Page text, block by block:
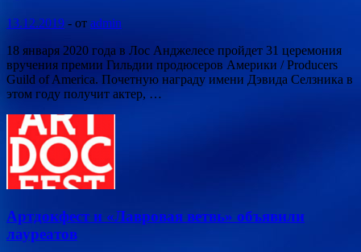
13.12.2019 - от admin
18 января 2020 года в Лос Анджелесе пройдет 31 церемония
вручения премии Гильдии продюсеров Америки / Producers
Guild of America. Почетную награду имени Дэвида Селзника в
этом году получит актер, …
Артдокфест и «Лавровая ветвь» объявили
лауреатов